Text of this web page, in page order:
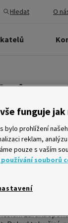
Hledat O
Mather
televizní
Možnost
rodinkou.
spotu
záruku
funguje jak
bylo prohlížení
reklam,
pouze s vaším
používání souborů